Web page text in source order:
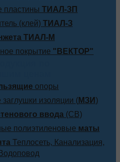
пластины ТИАЛ-ЗП
(клей) ТИАЛ-З
ТИАЛ-М
покрытие "ВЕКТОР"
опоры
заглушки изоляции (МЗИ )
ввода (СВ)
полиэтиленовые маты
Теплосеть, Канализация,
Водоповод